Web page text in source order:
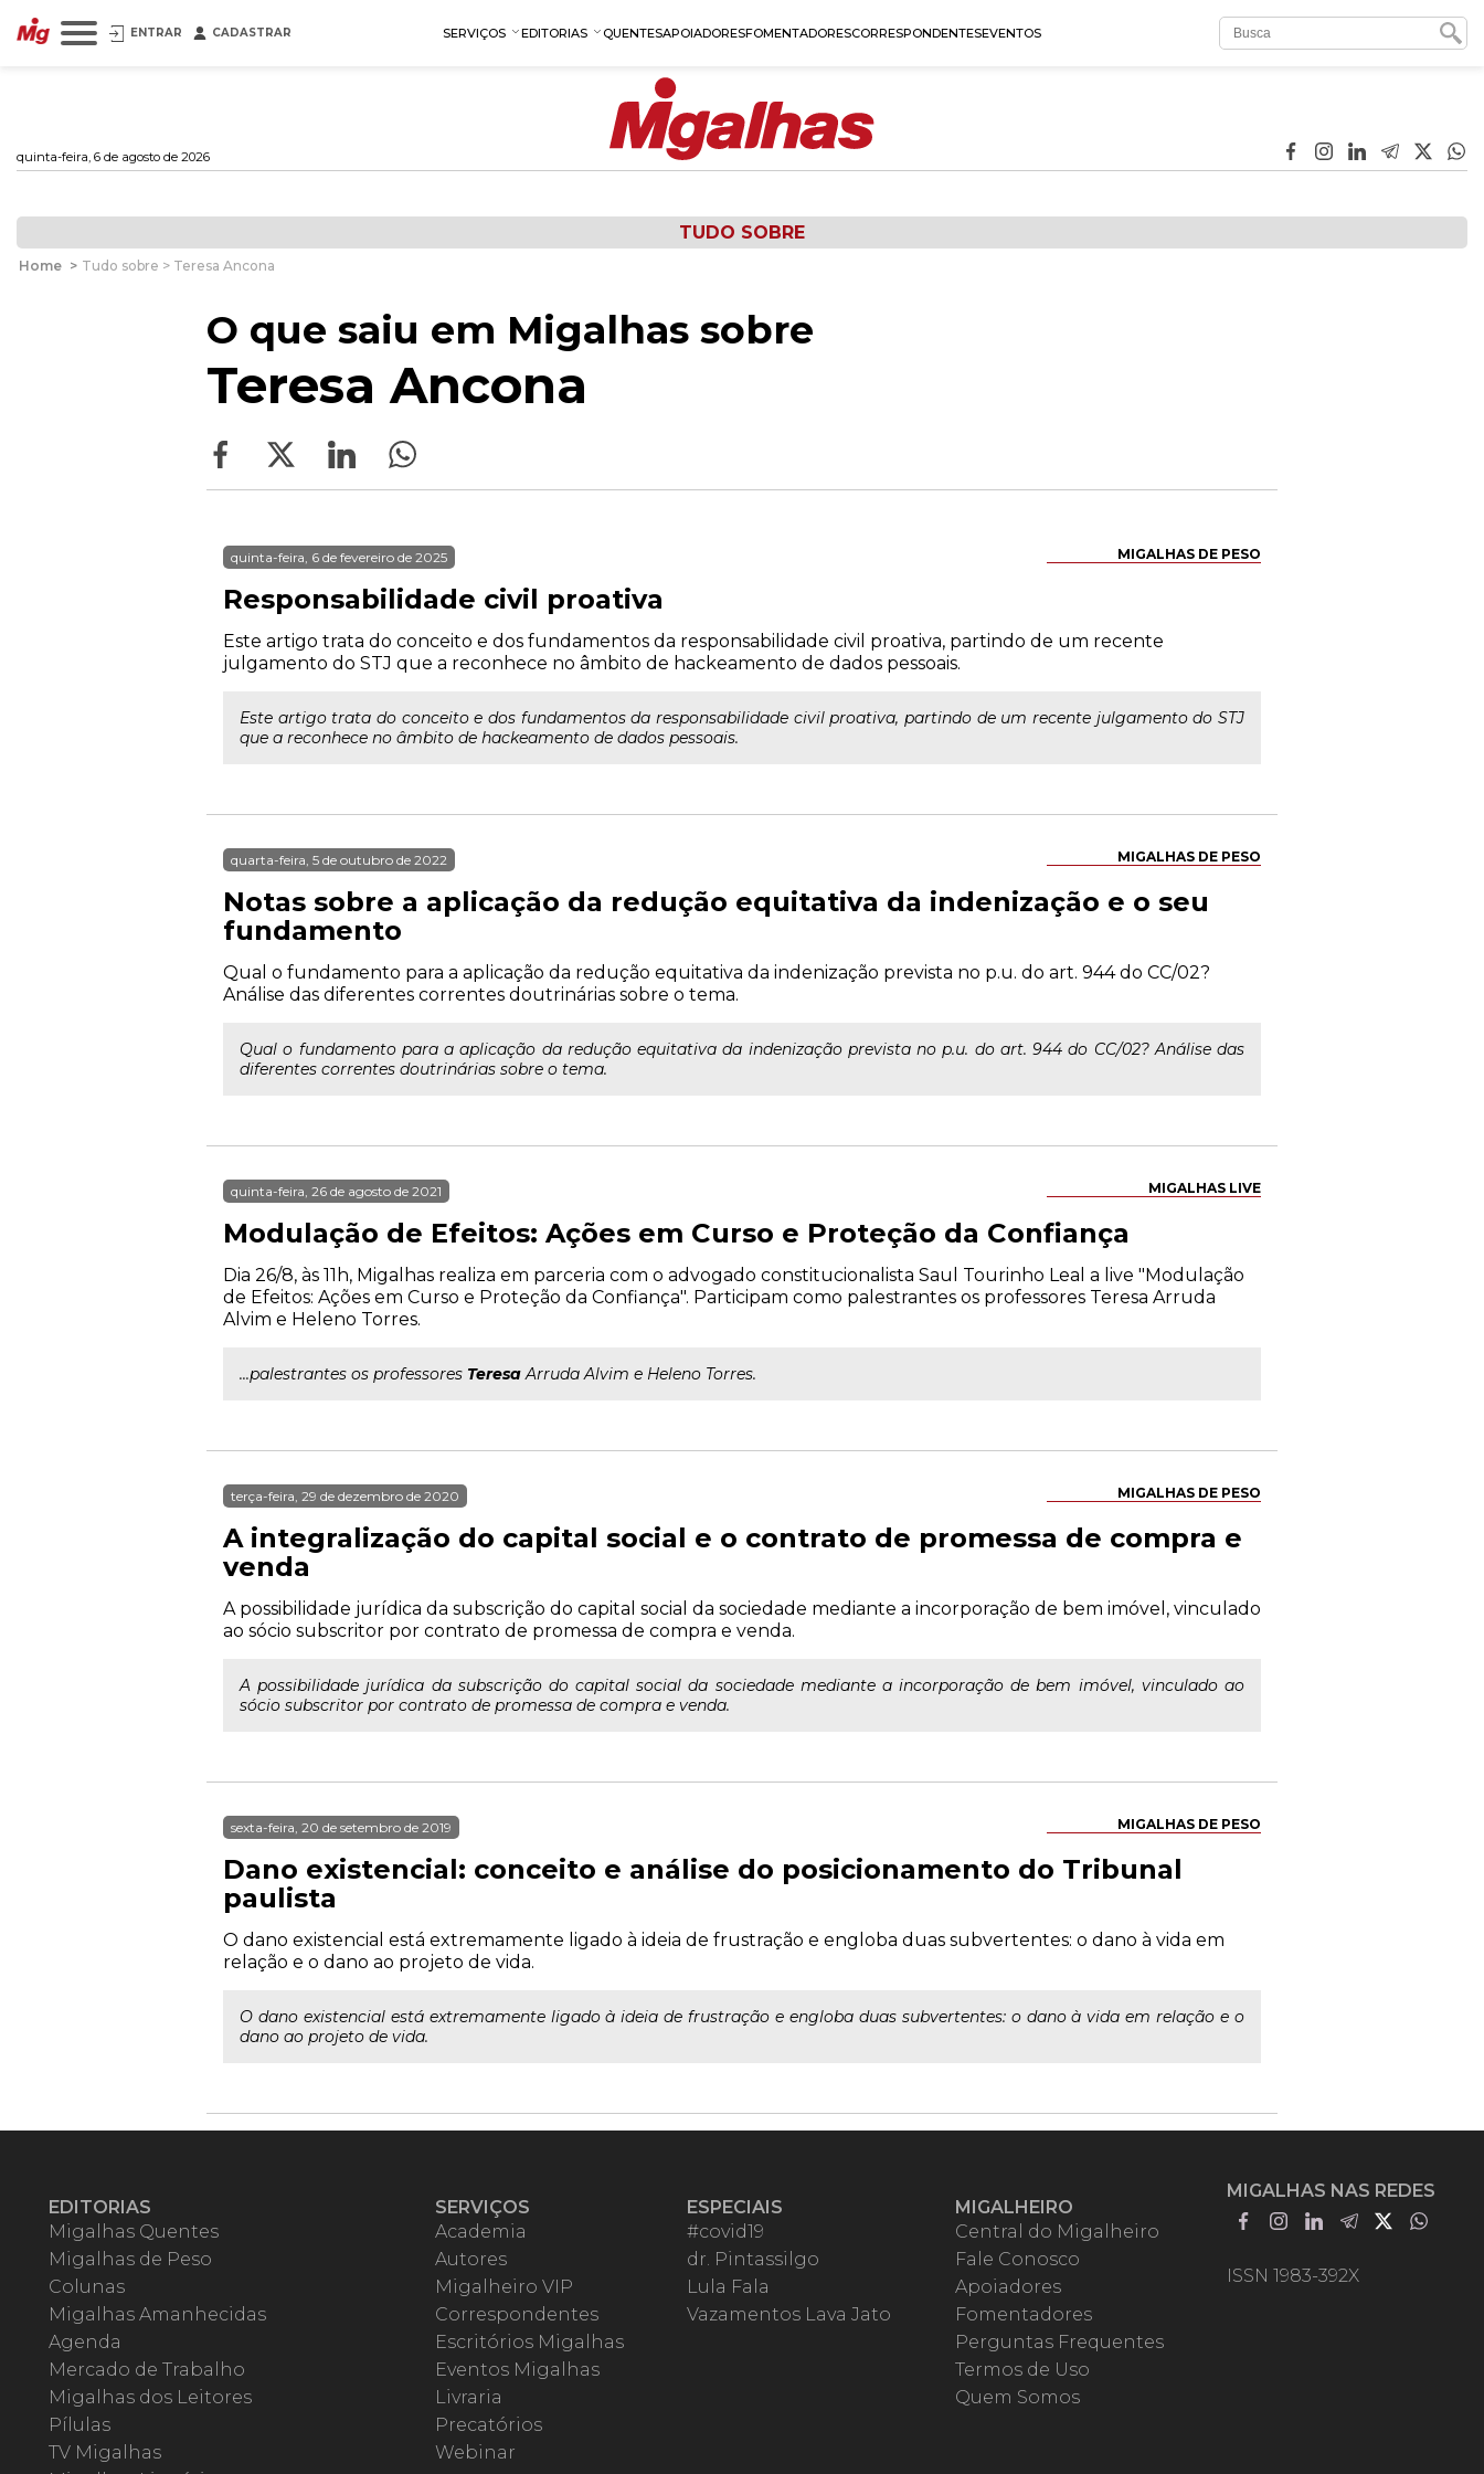
ENTRAR CADASTRAR SERVIÇOS EDITORIAS QUENTESAPOIADORESFOMENTADORESCORRESPONDENTESEVENTOS
quinta-feira, 6 de agosto de 2026
TUDO SOBRE
Home > Tudo sobre > Teresa Ancona
O que saiu em Migalhas sobre
Teresa Ancona
MIGALHAS DE PESO
quinta-feira, 6 de fevereiro de 2025
Responsabilidade civil proativa
Este artigo trata do conceito e dos fundamentos da responsabilidade civil proativa, partindo de um recente
julgamento do STJ que a reconhece no âmbito de hackeamento de dados pessoais.
Este artigo trata do conceito e dos fundamentos da responsabilidade civil proativa, partindo de um recente julgamento do STJ
que a reconhece no âmbito de hackeamento de dados pessoais.
MIGALHAS DE PESO
quarta-feira, 5 de outubro de 2022
Notas sobre a aplicação da redução equitativa da indenização e o seu
fundamento
Qual o fundamento para a aplicação da redução equitativa da indenização prevista no p.u. do art. 944 do CC/02?
Análise das diferentes correntes doutrinárias sobre o tema.
Qual o fundamento para a aplicação da redução equitativa da indenização prevista no p.u. do art. 944 do CC/02? Análise das
diferentes correntes doutrinárias sobre o tema.
MIGALHAS LIVE
quinta-feira, 26 de agosto de 2021
Modulação de Efeitos: Ações em Curso e Proteção da Confiança
Dia 26/8, às 11h, Migalhas realiza em parceria com o advogado constitucionalista Saul Tourinho Leal a live "Modulação
de Efeitos: Ações em Curso e Proteção da Confiança". Participam como palestrantes os professores Teresa Arruda
Alvim e Heleno Torres.
...palestrantes os professores TeresaArruda Alvim e Heleno Torres.
MIGALHAS DE PESO
terça-feira, 29 de dezembro de 2020
A integralização do capital social e o contrato de promessa de compra e
venda
A possibilidade jurídica da subscrição do capital social da sociedade mediante a incorporação de bem imóvel, vinculado
ao sócio subscritor por contrato de promessa de compra e venda.
A possibilidade jurídica da subscrição do capital social da sociedade mediante a incorporação de bem imóvel, vinculado ao
sócio subscritor por contrato de promessa de compra e venda.
MIGALHAS DE PESO
sexta-feira, 20 de setembro de 2019
Dano existencial: conceito e análise do posicionamento do Tribunal
paulista
O dano existencial está extremamente ligado à ideia de frustração e engloba duas subvertentes: o dano à vida em
relação e o dano ao projeto de vida.
O dano existencial está extremamente ligado à ideia de frustração e engloba duas subvertentes: o dano à vida em relação e o
dano ao projeto de vida.
EDITORIAS
Migalhas Quentes
Migalhas de Peso
Colunas
Migalhas Amanhecidas
Agenda
Mercado de Trabalho
Migalhas dos Leitores
Pílulas
TV Migalhas
SERVIÇOS
Academia
Autores
Migalheiro VIP
Correspondentes
Escritórios Migalhas
Eventos Migalhas
Livraria
Precatórios
Webinar
ESPECIAIS
#covid19
dr. Pintassilgo
Lula Fala
Vazamentos Lava Jato
MIGALHEIRO
Central do Migalheiro
Fale Conosco
Apoiadores
Fomentadores
Perguntas Frequentes
Termos de Uso
Quem Somos
MIGALHAS NAS REDES
ISSN 1983-392X